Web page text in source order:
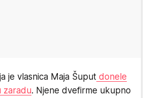
je vlasnica Maja Šuput donele
zaradu. Njene dvefirme ukupno